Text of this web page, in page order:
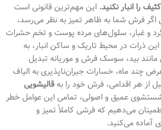
را انبار نکنید. این مهم‌ترین قانونی است
اگر فرش شما به ظاهر تمیز به نظر می‌رسد،
گرد و غبار، سلول‌های مرده پوست و تخم حشرات
ذرات در محیط تاریک و ساکن انبار، به
مانند بید، سوسک فرش و موریانه تبدیل
چند ماه، خسارات جبران‌ناپذیری به الیاف
از هر اقدامی، فرش خود را به قالیشویی
شستشوی عمیق و اصولی، تمامی این عوامل خطر
می‌دهیم که فرشی کاملاً تمیز و
آماده می‌کنید.